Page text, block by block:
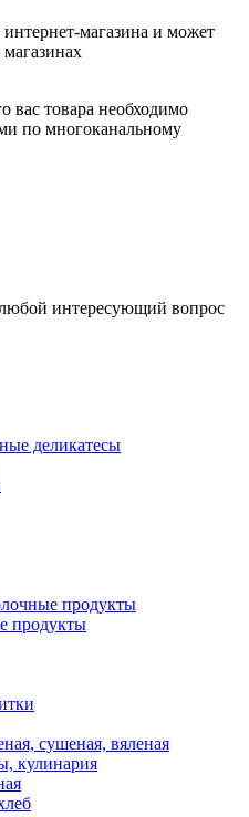
магазина и может
вас товара необходимо
по многоканальному
интересующий вопрос
деликатесы
продукты
продукты
сушеная, вяленая
кулинария